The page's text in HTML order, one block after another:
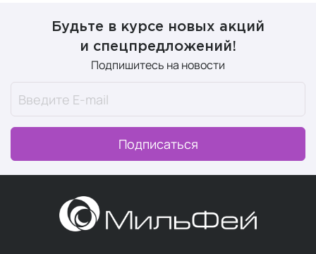
Будьте в курсе новых акций
и спецпредложений!
Подпишитесь на новости
Подписаться